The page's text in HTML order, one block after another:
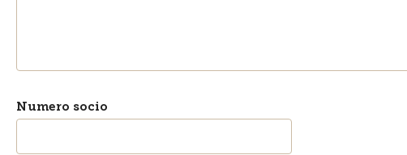
Numero socio